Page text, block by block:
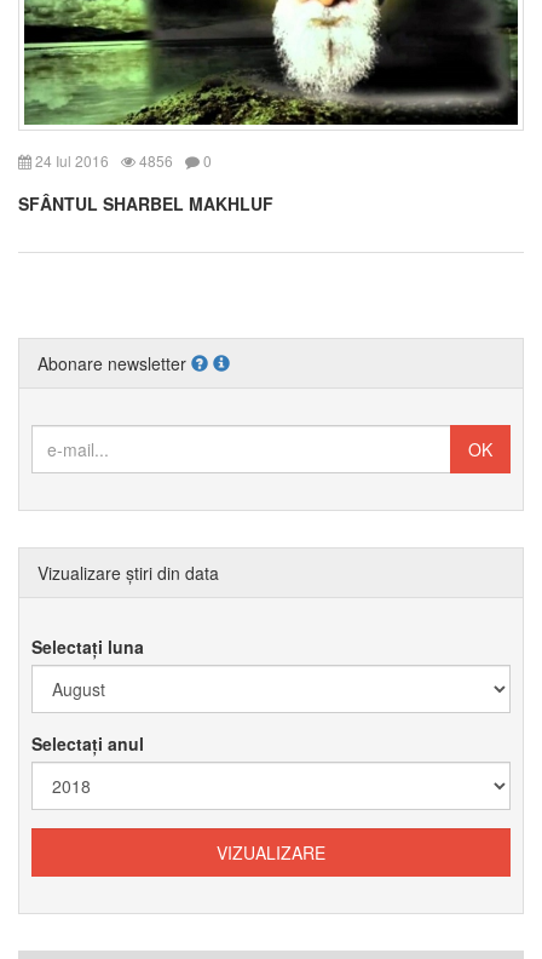
24 Iul 2016 4856 0
SFÂNTUL SHARBEL MAKHLUF
Abonare newsletter
Vizualizare știri din data
Selectați luna
Selectați anul